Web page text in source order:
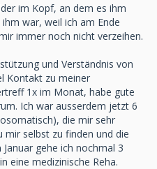
im Kopf, an dem es ihm
war, weil ich am Ende
immer noch nicht verzeihen.
und Verständnis von
Kontakt zu meiner
1x im Monat, habe gute
Ich war ausserdem jetzt 6
die mir sehr
mir selbst zu finden und die
gehe ich nochmal 3
eine medizinische Reha.